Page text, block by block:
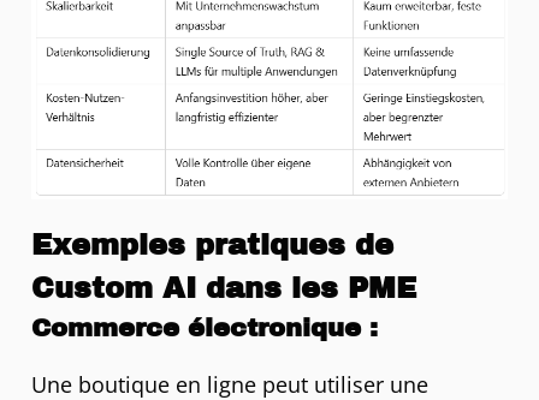
Exemples pratiques de
Custom AI dans les PME
Commerce électronique :
Une boutique en ligne peut utiliser une